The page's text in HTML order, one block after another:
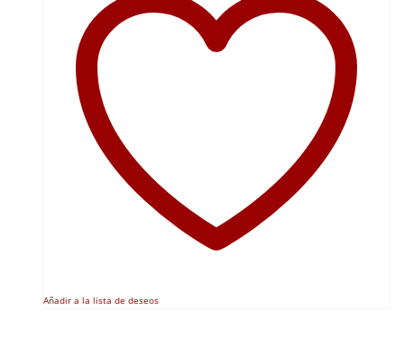
Añadir a la lista de deseos